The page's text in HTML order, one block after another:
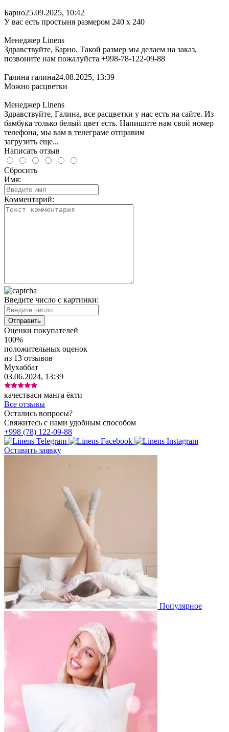
Барно25.09.2025, 10:42
У вас есть простыня размером 240 х 240
Менеджер Linens
Здравствуйте, Барно. Такой размер мы делаем на заказ,
позвоните нам пожалуйста +998-78-122-09-88
Галина галина24.08.2025, 13:39
Можно расцветки
Менеджер Linens
Здравствуйте, Галина, все расцветки у нас есть на сайте. Из
бамбука только белый цвет есть. Напишите нам свой номер
телефона, мы вам в телеграме отправим
загрузить еще...
Написать отзыв
Сбросить
Имя:
Комментарий:
Введите число с картинки:
Оценки покупателей
100%
положительных оценок
из 13 отзывов
Мухаббат
03.06.2024, 13:39
качестваси манга ёкти
Все отзывы
Остались вопросы?
Свяжитесь с нами удобным способом
+998 (78) 122-09-88
Оставить заявку
Популярное